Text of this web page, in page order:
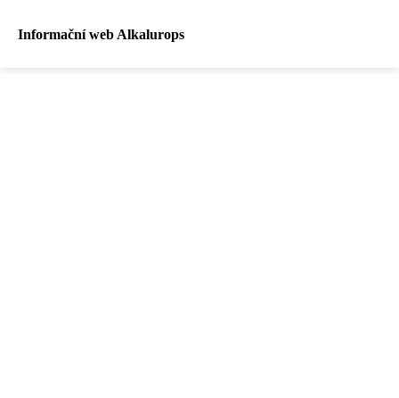
Informační web Alkalurops